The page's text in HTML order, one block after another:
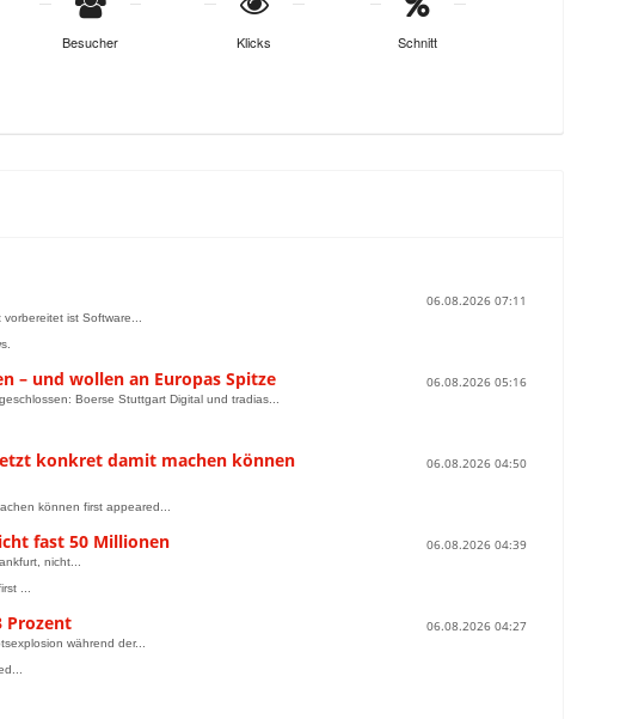
Besucher Klicks Schnitt
06.08.2026 07:11
ist Software...
– und wollen an Europas Spitze 06.08.2026 05:16
Boerse Stuttgart Digital und tradias...
konkret damit machen können 06.08.2026 04:50
können first appeared...
fast 50 Millionen 06.08.2026 04:39
nicht...
...
Prozent 06.08.2026 04:27
während der...